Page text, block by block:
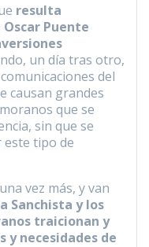
resulta
Puente
un día tras otro,
del
causan grandes
que se
sin que se
tipo de
vez más, y van
Sanchista y los
traicionan y
y necesidades de